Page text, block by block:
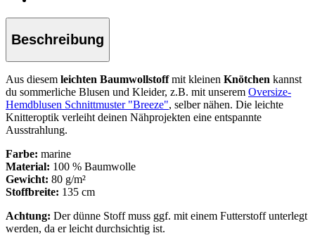
Beschreibung
Aus diesem leichten Baumwollstoffmit kleinen Knötchen kannst
du sommerliche Blusen und Kleider, z.B. mit unserem Oversize-
Hemdblusen Schnittmuster "Breeze", selber nähen. Die leichte
Knitteroptik verleiht deinen Nähprojekten eine entspannte
Ausstrahlung.
Farbe: marine
Material: 100 % Baumwolle
Gewicht: 80 g/m²
Stoffbreite: 135 cm
Achtung: Der dünne Stoff muss ggf. mit einem Futterstoff unterlegt
werden, da er leicht durchsichtig ist.